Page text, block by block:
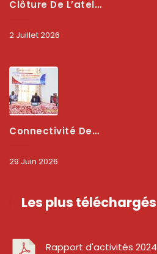
Clôture De L’atelier National : L’ARCEP Et Les Collectivités Territoriales Consolident Leur Partenariat Pour Booster La Qualité Des Services Numériques
2 Juillet 2026
Connectivité Des Territoires : L’ARCEP Et Les Collectivités Territoriales Scellent Un Pacte Stratégique À Bobo-Dioulasso Pour Booster La Qualité Des Réseaux
29 Juin 2026
Les plus téléchargés
Rapport d'activités 2024